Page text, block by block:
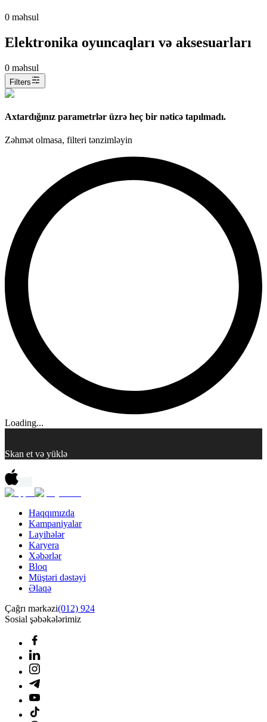
0 məhsul
Elektronika oyuncaqları və aksesuarları
0 məhsul
Filters
Axtardığınız parametrlər üzrə heç bir nəticə tapılmadı.
Zəhmət olmasa, filteri tənzimləyin
Loading...
Skan et və yüklə
Haqqımızda
Kampaniyalar
Layihələr
Karyera
Xəbərlər
Bloq
Müştəri dəstəyi
Əlaqə
Çağrı mərkəzi(012) 924
Sosial şəbəkələrimiz